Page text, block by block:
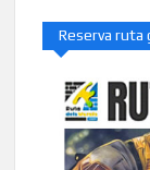
Reserva ruta